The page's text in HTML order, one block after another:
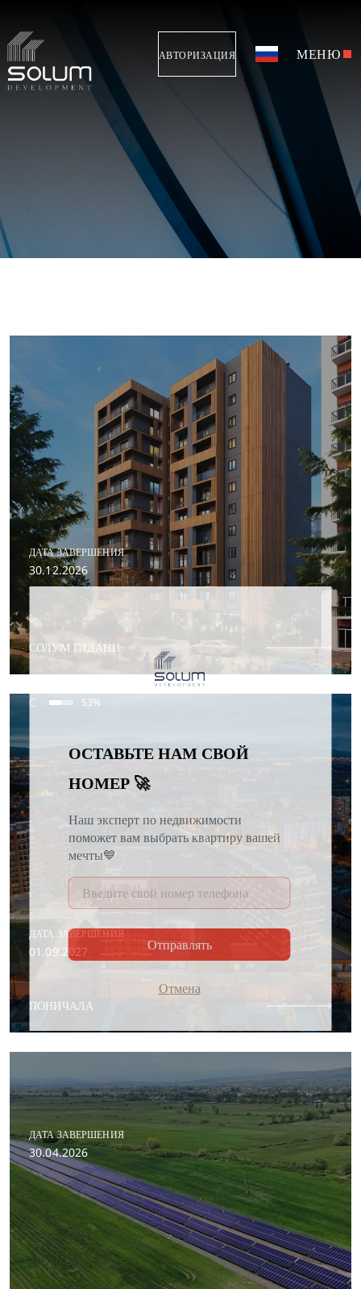
ОСТАВЬТЕ НАМ СВОЙ
НОМЕР 🚀
Наш эксперт по недвижимости
поможет вам выбрать квартиру вашей
мечты💙
Отправлять
Отмена
АВТОРИЗАЦИЯ МЕНЮ
ДАТА ЗАВЕРШЕНИЯ
30.12.2026
СОЛУМ ГЛДАНИ
ПРОДАНО
B
86%
C 53%
ДАТА ЗАВЕРШЕНИЯ
01.09.2027
ПОНИЧАЛА
ДАТА ЗАВЕРШЕНИЯ
30.04.2026